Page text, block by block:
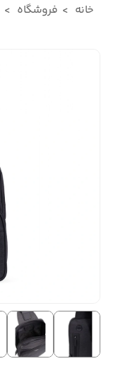
خانه فروشگاه